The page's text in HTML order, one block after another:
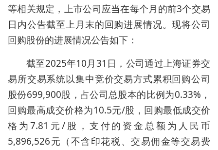
等相关规定，上市公司应当在每个月的前3个交易
日内公告截至上月末的回购进展情况。现将公司
回购股份的进展情况公告如下：
截至2025年10月31日，公司通过上海证券交
易所交易系统以集中竞价交易方式累积回购公司
股份699,900股，占公司总股本的比例为0.33%，
回购最高成交价格为10.5元/股，回购最低成交价
格为7.81元/股，支付的资金总额为人民币
5,896,526元（不含印花税、交易佣金等交易费